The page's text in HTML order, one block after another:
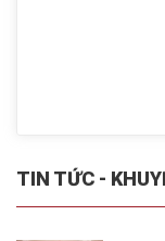
TIN TỨC -